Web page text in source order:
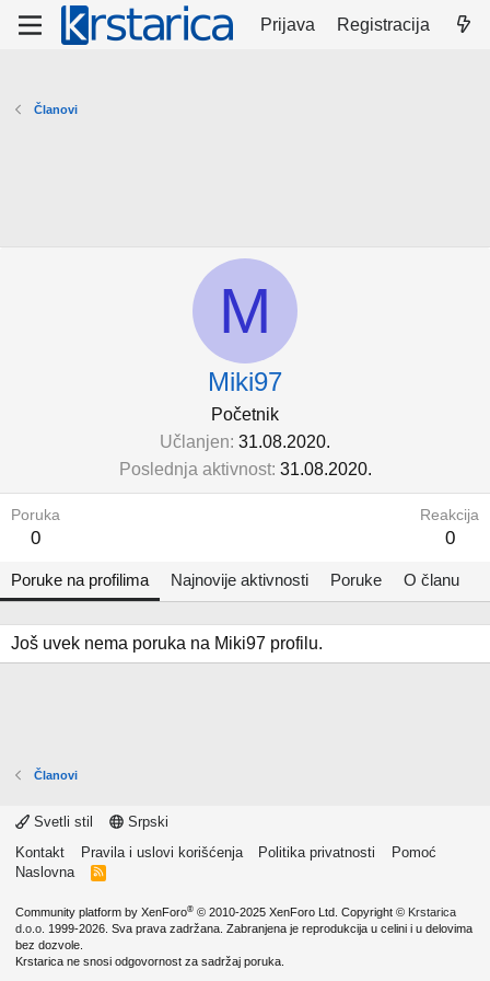
Prijava Registracija
Članovi
M
Miki97
Početnik
Učlanjen 31.08.2020.
Poslednja aktivnost 31.08.2020.
Poruka
0
Reakcija
0
Poruke na profilima Najnovije aktivnosti Poruke O članu
Još uvek nema poruka na Miki97 profilu.
Članovi
Svetli stil
Srpski
Kontakt
Pravila i uslovi korišćenja Politika privatnosti
Pomoć
Naslovna
R
Community platform by XenForo® © 2010-2025 XenForo Ltd. Copyright © Krstarica
d.o.o. 1999-2026. Sva prava zadržana. Zabranjena je reprodukcija u celini i u delovima
bez dozvole.
Krstarica ne snosi odgovornost za sadržaj poruka.